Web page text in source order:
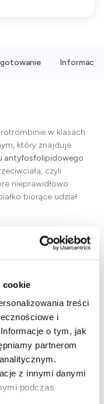
cookie
treści
i
o tym, jak
partnerom
z innymi danymi
podczas
Informacje
w klasach
który znajduje
antyfosfolipidowego
czyli
nieprawidłowo
biorące udział
na ilościowe
klinicznego
obniża
zespołu
diagnoza zawsze
i wynikach
żaden sposób